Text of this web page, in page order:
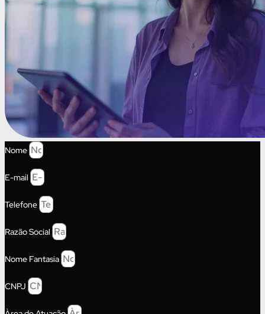
Nome
E-mail
Telefone
Razão Social
Nome Fantasia
CNPJ